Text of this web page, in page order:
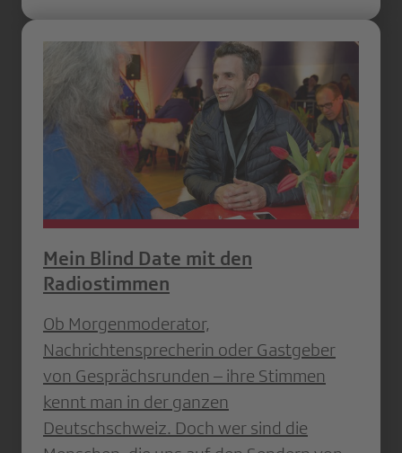
Mein Blind Date mit den
Radiostimmen
Ob Morgenmoderator,
Nachrichtensprecherin oder Gastgeber
von Gesprächsrunden – ihre Stimmen
kennt man in der ganzen
Deutschschweiz. Doch wer sind die